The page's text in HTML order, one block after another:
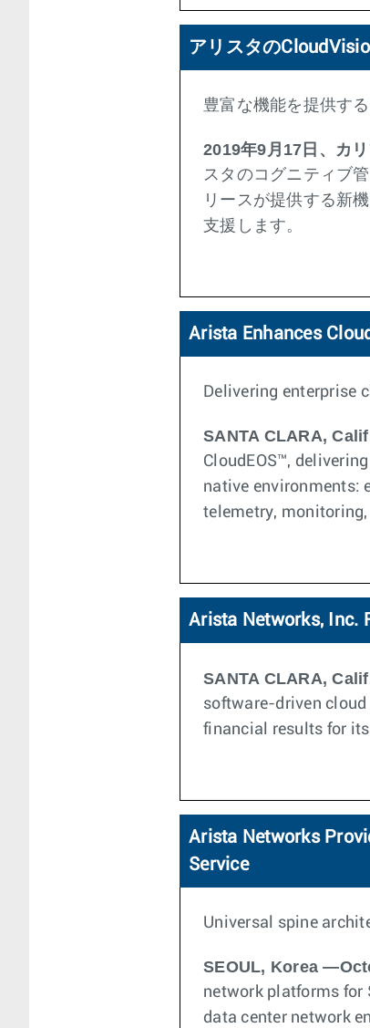
アリスタの
豊富な機能を提供す
2019年9月17日、カ
スタのコグニティブ
リースが提供する新
支援します。
Arista Enhances
Delivering enterprise
SANTA CLARA,
CloudEOS™,
native environments:
telemetry,
Arista Networks, Inc.
SANTA CLARA,
software-driven
financial results for
Arista Networks
Service
Universal spine
SEOUL, Korea
network platforms for
data center network